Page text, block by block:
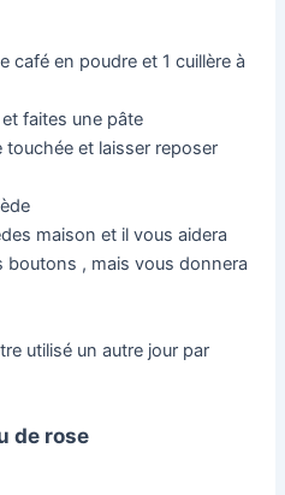
café en poudre et 1 cuillère à
faites une pâte
touchée et laisser reposer
maison et il vous aidera
boutons , mais vous donnera
utilisé un autre jour par
de rose